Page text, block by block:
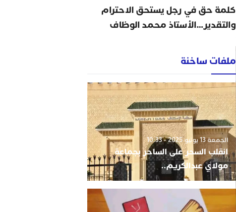
كلمة حق في رجل يستحق الاحترام
والتقدير…الأستاذ محمد الوظاف
ملفات ساخنة
الجمعة 13 يونيو 2025 - 10:33
انقلب السحر على الساحر بجماعة
مولاي عبدالكريم..